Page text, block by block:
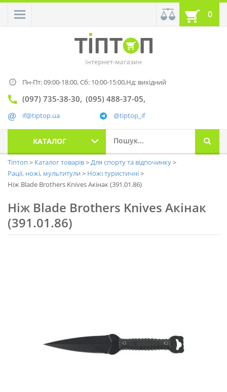
0
Пн-Пт: 09:00-18:00,Сб: 10:00-15:00,Нд: вихідний
(097) 735-38-30 (095) 488-37-05
@tiptop_if
if@tiptop.ua
КАТАЛОГ
Тіптоп Каталог товарів
Для спорту та відпочинку
Рації, ножі, мультитули
Ножі туристичні
Ніж Blade Brothers Knives Акінак (391.01.86)
Ніж Blade Brothers Knives Акінак
(391.01.86)